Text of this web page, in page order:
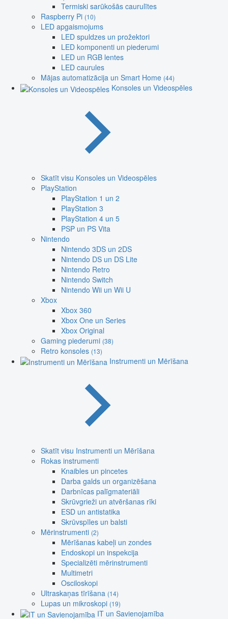
Termiski sarūkošās caurulītes
Raspberry Pi (10)
LED apgaismojums
LED spuldzes un prožektori
LED komponenti un piederumi
LED un RGB lentes
LED caurules
Mājas automatizācija un Smart Home (44)
Konsoles un Videospēles
Skatīt visu Konsoles un Videospēles
PlayStation
PlayStation 1 un 2
PlayStation 3
PlayStation 4 un 5
PSP un PS Vita
Nintendo
Nintendo 3DS un 2DS
Nintendo DS un DS Lite
Nintendo Retro
Nintendo Switch
Nintendo Wii un Wii U
Xbox
Xbox 360
Xbox One un Series
Xbox Original
Gaming piederumi (38)
Retro konsoles (13)
Instrumenti un Mērīšana
Skatīt visu Instrumenti un Mērīšana
Rokas instrumenti
Knaibles un pincetes
Darba galds un organizēšana
Darbnīcas palīgmateriāli
Skrūvgrieži un atvēršanas rīki
ESD un antistatika
Skrūvspīles un balsti
Mērinstrumenti (2)
Mērīšanas kabeļi un zondes
Endoskopi un inspekcija
Specializēti mērinstrumenti
Multimetri
Osciloskopi
Ultraskaņas tīrīšana (14)
Lupas un mikroskopi (19)
IT un Savienojamība